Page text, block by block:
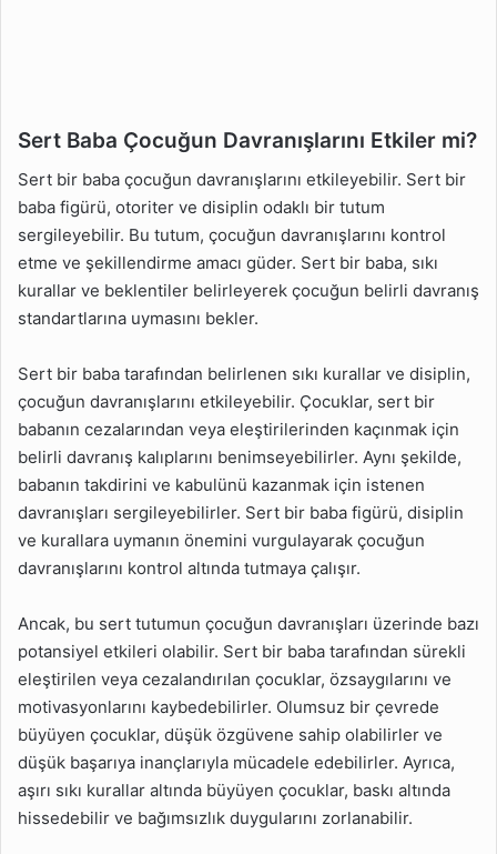
Sert Baba Çocuğun Davranışlarını Etkiler mi?
Sert bir baba çocuğun davranışlarını etkileyebilir. Sert bir
baba figürü, otoriter ve disiplin odaklı bir tutum
sergileyebilir. Bu tutum, çocuğun davranışlarını kontrol
etme ve şekillendirme amacı güder. Sert bir baba, sıkı
kurallar ve beklentiler belirleyerek çocuğun belirli davranış
standartlarına uymasını bekler.
Sert bir baba tarafından belirlenen sıkı kurallar ve disiplin,
çocuğun davranışlarını etkileyebilir. Çocuklar, sert bir
babanın cezalarından veya eleştirilerinden kaçınmak için
belirli davranış kalıplarını benimseyebilirler. Aynı şekilde,
babanın takdirini ve kabulünü kazanmak için istenen
davranışları sergileyebilirler. Sert bir baba figürü, disiplin
ve kurallara uymanın önemini vurgulayarak çocuğun
davranışlarını kontrol altında tutmaya çalışır.
Ancak, bu sert tutumun çocuğun davranışları üzerinde bazı
potansiyel etkileri olabilir. Sert bir baba tarafından sürekli
eleştirilen veya cezalandırılan çocuklar, özsaygılarını ve
motivasyonlarını kaybedebilirler. Olumsuz bir çevrede
büyüyen çocuklar, düşük özgüvene sahip olabilirler ve
düşük başarıya inançlarıyla mücadele edebilirler. Ayrıca,
aşırı sıkı kurallar altında büyüyen çocuklar, baskı altında
hissedebilir ve bağımsızlık duygularını zorlanabilir.